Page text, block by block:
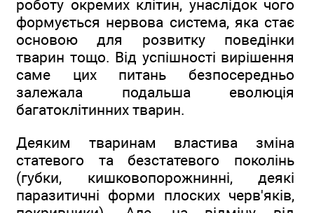
роботу окремих клітин, унаслідок чого
формується нервова система, яка стає
основою для розвитку поведінки
тварин тощо. Від успішності вирішення
саме цих питань безпосередньо
залежала подальша еволюція
багатоклітинних тварин.
Деяким тваринам властива зміна
статевого та безстатевого поколінь
(губки, кишковопорожнинні, деякі
паразитичні форми плоских черв'яків,